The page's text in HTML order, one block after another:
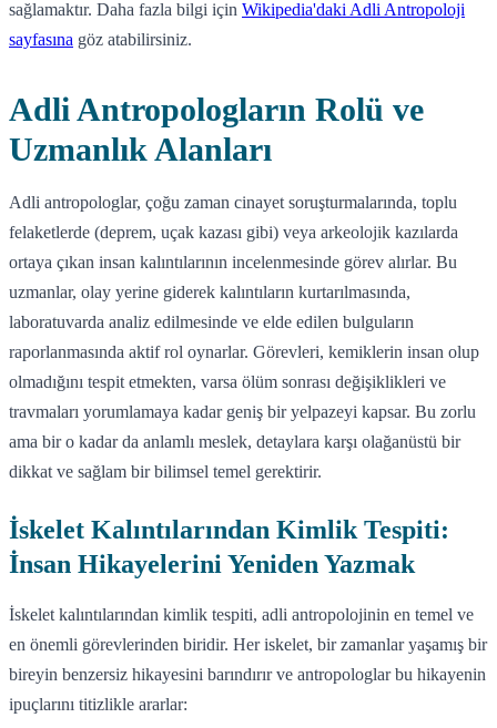
sağlamaktır. Daha fazla bilgi için Wikipedia'daki Adli Antropoloji
sayfasına göz atabilirsiniz.
Adli Antropologların Rolü ve
Uzmanlık Alanları
Adli antropologlar, çoğu zaman cinayet soruşturmalarında, toplu
felaketlerde (deprem, uçak kazası gibi) veya arkeolojik kazılarda
ortaya çıkan insan kalıntılarının incelenmesinde görev alırlar. Bu
uzmanlar, olay yerine giderek kalıntıların kurtarılmasında,
laboratuvarda analiz edilmesinde ve elde edilen bulguların
raporlanmasında aktif rol oynarlar. Görevleri, kemiklerin insan olup
olmadığını tespit etmekten, varsa ölüm sonrası değişiklikleri ve
travmaları yorumlamaya kadar geniş bir yelpazeyi kapsar. Bu zorlu
ama bir o kadar da anlamlı meslek, detaylara karşı olağanüstü bir
dikkat ve sağlam bir bilimsel temel gerektirir.
İskelet Kalıntılarından Kimlik Tespiti:
İnsan Hikayelerini Yeniden Yazmak
İskelet kalıntılarından kimlik tespiti, adli antropolojinin en temel ve
en önemli görevlerinden biridir. Her iskelet, bir zamanlar yaşamış bir
bireyin benzersiz hikayesini barındırır ve antropologlar bu hikayenin
ipuçlarını titizlikle ararlar: